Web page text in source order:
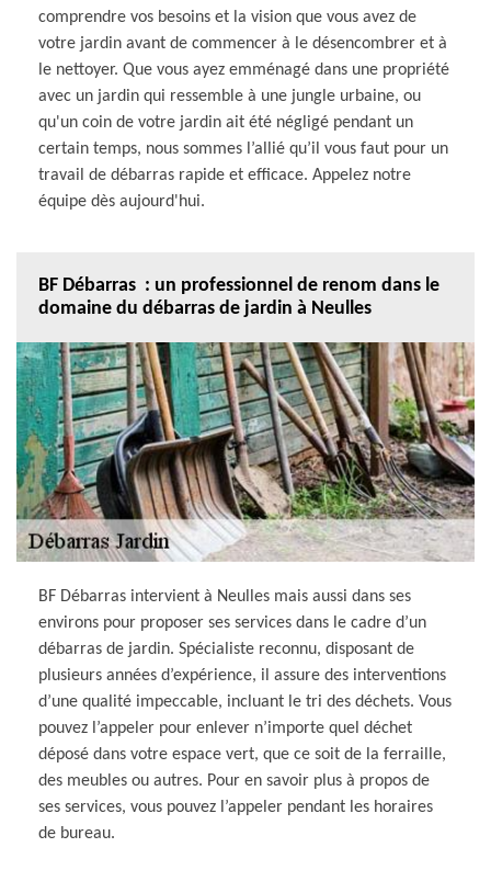
comprendre vos besoins et la vision que vous avez de
votre jardin avant de commencer à le désencombrer et à
le nettoyer. Que vous ayez emménagé dans une propriété
avec un jardin qui ressemble à une jungle urbaine, ou
qu'un coin de votre jardin ait été négligé pendant un
certain temps, nous sommes l’allié qu’il vous faut pour un
travail de débarras rapide et efficace. Appelez notre
équipe dès aujourd'hui.
BF Débarras : un professionnel de renom dans le
domaine du débarras de jardin à Neulles
BF Débarras intervient à Neulles mais aussi dans ses
environs pour proposer ses services dans le cadre d’un
débarras de jardin. Spécialiste reconnu, disposant de
plusieurs années d’expérience, il assure des interventions
d’une qualité impeccable, incluant le tri des déchets. Vous
pouvez l’appeler pour enlever n’importe quel déchet
déposé dans votre espace vert, que ce soit de la ferraille,
des meubles ou autres. Pour en savoir plus à propos de
ses services, vous pouvez l’appeler pendant les horaires
de bureau.